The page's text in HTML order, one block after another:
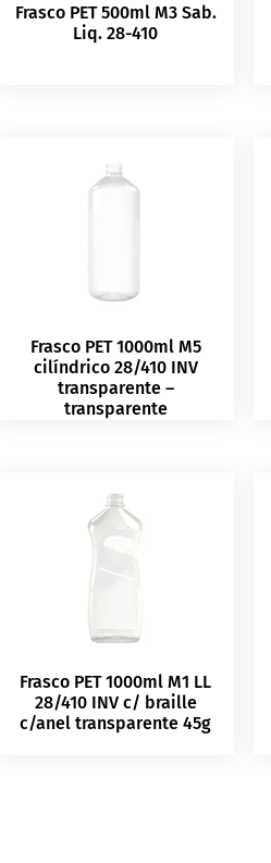
Frasco PET 500ml M3 Sab.
Liq. 28-410
Frasco PET 1000ml M5
cilíndrico 28/410 INV
transparente –
transparente
Frasco PET 1000ml M1 LL
28/410 INV c/ braille
c/anel transparente 45g